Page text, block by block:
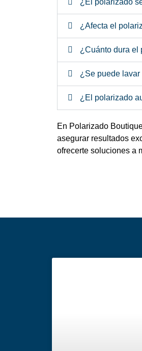
¿El polarizado
¿Afecta el
¿Cuánto dura el
¿Se puede
¿El polarizado
En Polarizado
asegurar resultados
ofrecerte soluciones a